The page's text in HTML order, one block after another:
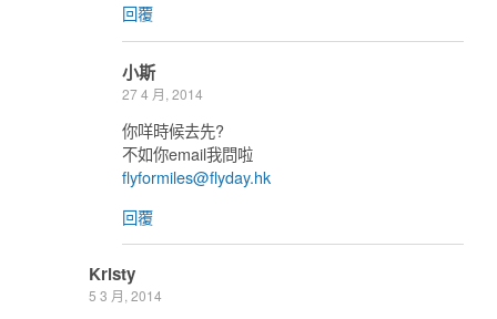
回覆
小斯
27 4 月, 2014
你咩時候去先?
不如你email我問啦
flyformiles@flyday.hk
回覆
Kristy
5 3 月, 2014